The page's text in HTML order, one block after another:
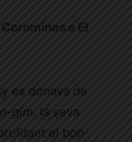
a El
es donava de
gim, la seva
el bon